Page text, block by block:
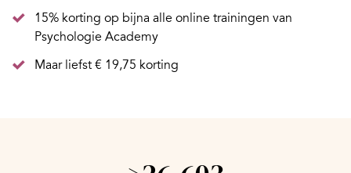
15% korting op bijna alle online trainingen van
Psychologie Academy
Maar liefst € 19,75 korting